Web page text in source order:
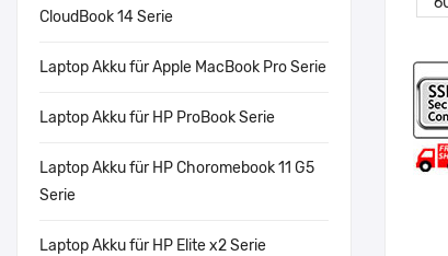
CloudBook 14 Serie
Laptop Akku für Apple MacBook Pro Serie
Laptop Akku für HP ProBook Serie
Laptop Akku für HP Choromebook 11 G5
Serie
Laptop Akku für HP Elite x2 Serie